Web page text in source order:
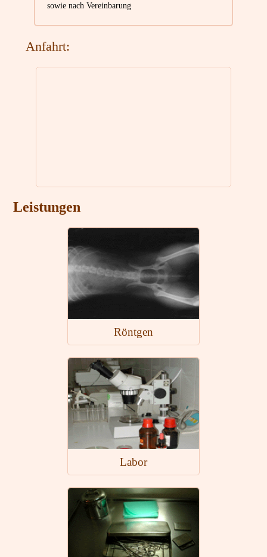
sowie nach Vereinbarung
Anfahrt:
Leistungen
Röntgen
Labor